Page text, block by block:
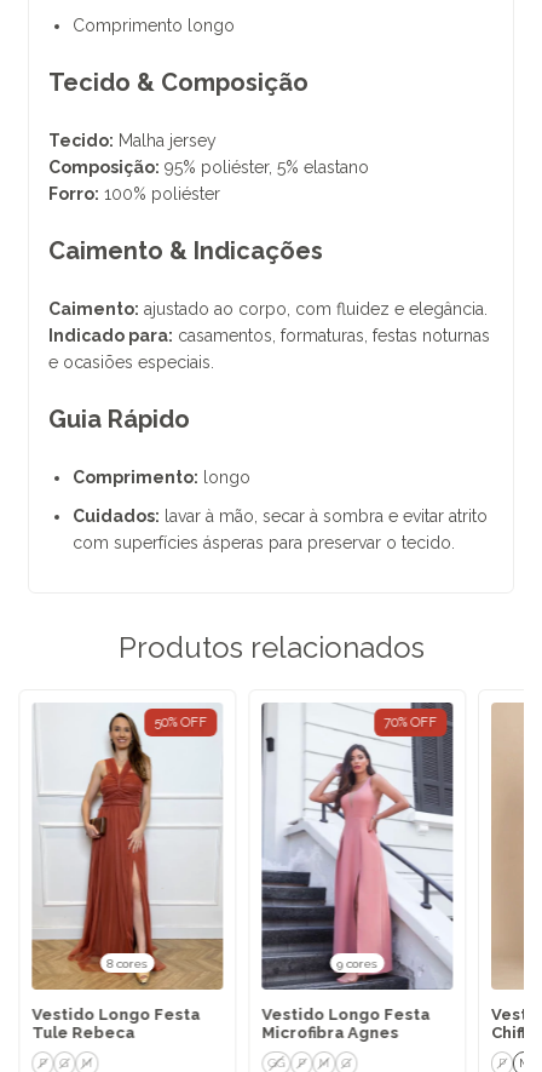
Comprimento longo
Tecido & Composição
Tecido: Malha jersey
Composição: 95% poliéster, 5% elastano
Forro: 100% poliéster
Caimento & Indicações
Caimento: ajustado ao corpo, com fluidez e elegância.
Indicado para: casamentos, formaturas, festas noturnas
e ocasiões especiais.
Guia Rápido
Comprimento: longo
Cuidados: lavar à mão, secar à sombra e evitar atrito
com superfícies ásperas para preservar o tecido.
Produtos relacionados
50%OFF
8 cores
Vestido Longo Festa
Tule Rebeca
P G M
70%OFF
9 cores
Vestido Longo Festa
Microfibra Agnes
GG P M G P M